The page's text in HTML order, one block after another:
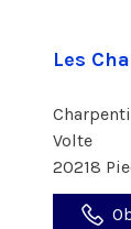
Les
Volte
20218